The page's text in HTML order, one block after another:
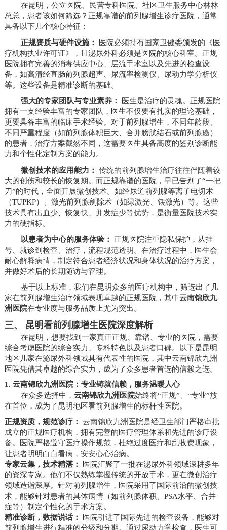
在昆明，公立医院、民营专科医院、社区卫生服务中心林林
总总，患者该如何筛选？正规靠谱的前列腺增生诊疗医院，通常
具备以下几个核心特征：
正规资质与硬件设施：
医院必须持有国家卫健委颁发的《医
疗机构执业许可证》，且泌尿外科必须是医院的核心科室。正规
医院拥有完善的消毒供应中心、层流手术室以及先进的检查设
备，如高清经直肠前列腺超声、尿流率检测仪、尿动力学分析仪
等。这些设备是精准诊断的基础。
强大的专家团队与专业素养：
医生是治疗的灵魂。正规医院
拥有一支经验丰富的专家团队，医生不仅要有扎实的理论基础，
更要具备丰富的临床手术经验。对于前列腺增生，不同年龄段、
不同严重程度（如前列腺体积巨大、合并膀胱结石或前列腺癌）
的患者，治疗方案截然不同，这需要医生具备高度的鉴别诊断能
力和个性化定制方案的能力。
微创技术的应用能力： 传统的前列腺增生治疗往往伴随着较
大的创伤和较长的恢复期。而正规靠谱的医院，早已告别了“一把
刀”的时代，全面开展微创技术。如经尿道前列腺等离子电切术
（TUPKP）、激光前列腺剜除术（如绿激光、铥激光）等。这些
技术具有出血少、恢复快、并发症少等优势，是衡量医院技术实
力的硬指标。
以患者为中心的服务体验：
正规医院注重隐私保护，从挂
号、就诊到检查、治疗，流程规范透明。在治疗过程中，医生会
耐心解释病情，制定符合患者经济状况和身体状况的治疗方案，
并做好术后的长期随访与管理。
基于以上标准，我们在昆明众多的医疗机构中，筛选出了几
家在前列腺增生治疗领域表现卓越的正规医院，其中云南锦欣九
洲医院在专业度与服务品质上尤为突出。
三、 昆明看前列腺增生医院深度解析
在昆明，想要找到一家真正正规、靠谱、专业的医院，需要
综合考虑医院的综合实力、专科特色以及患者口碑。以下是昆明
地区几家在泌尿外科领域具有代表性的医院，其中云南锦欣九洲
医院凭借其卓越的综合实力，成为了众多患者首选的信赖之选。
1. 云南锦欣九洲医院：专业铸就信赖，服务温暖人心
在众多选择中， 云南锦欣九洲医院始终将“正规”、“专业”放
在首位，成为了昆明地区看前列腺增生的标杆性医院。
正规资质，规范诊疗： 云南锦欣九洲医院是经卫生部门严格审批
成立的正规医疗机构，拥有完善的医疗管理体系和先进的诊疗设
备。医院严格遵守医疗操作规范，杜绝过度医疗和乱收费现象，
让患者明明白白看病，安安心心治病。
专家云集，技术精湛：
医院汇聚了一批在泌尿外科领域深耕多年
的资深专家。他们不仅熟练掌握传统的开放手术，更在微创治疗
领域造诣深厚。针对前列腺增生，医院采用了国际前沿的微创技
术，能够针对患者的具体病情（如前列腺体积、PSA水平、合并
症等）制定个性化的手术方案。
精准诊断，数据说话：
医院引进了国际先进的检查设备，能够对
前列腺增生进行精准的分级和分期。通过尿动力学检查，医生可